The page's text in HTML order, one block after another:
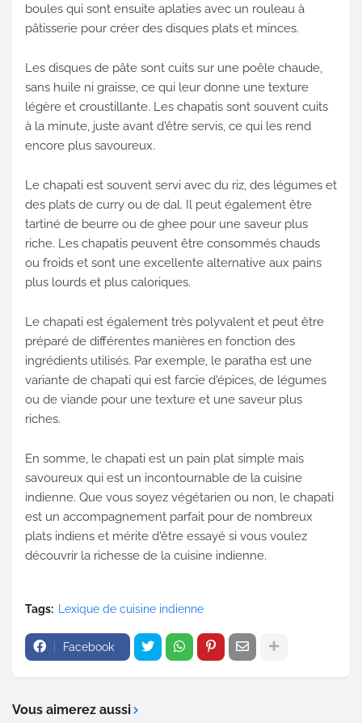
boules qui sont ensuite aplaties avec un rouleau à
pâtisserie pour créer des disques plats et minces.
Les disques de pâte sont cuits sur une poêle chaude,
sans huile ni graisse, ce qui leur donne une texture
légère et croustillante. Les chapatis sont souvent cuits
à la minute, juste avant d'être servis, ce qui les rend
encore plus savoureux.
Le chapati est souvent servi avec du riz, des légumes et
des plats de curry ou de dal. Il peut également être
tartiné de beurre ou de ghee pour une saveur plus
riche. Les chapatis peuvent être consommés chauds
ou froids et sont une excellente alternative aux pains
plus lourds et plus caloriques.
Le chapati est également très polyvalent et peut être
préparé de différentes manières en fonction des
ingrédients utilisés. Par exemple, le paratha est une
variante de chapati qui est farcie d'épices, de légumes
ou de viande pour une texture et une saveur plus
riches.
En somme, le chapati est un pain plat simple mais
savoureux qui est un incontournable de la cuisine
indienne. Que vous soyez végétarien ou non, le chapati
est un accompagnement parfait pour de nombreux
plats indiens et mérite d'être essayé si vous voulez
découvrir la richesse de la cuisine indienne.
Tags: Lexique de cuisine indienne
Facebook
Vous aimerez aussi